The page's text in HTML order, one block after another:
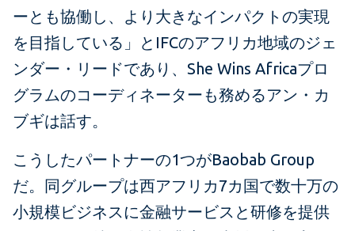
ーとも協働し、より大きなインパクトの実現
を目指している」とIFCのアフリカ地域のジェ
ンダー・リードであり、She Wins Africaプロ
グラムのコーディネーターも務めるアン・カ
ブギは話す。
こうしたパートナーの1つがBaobab Group
だ。同グループは西アフリカ7カ国で数十万の
小規模ビジネスに金融サービスと研修を提供